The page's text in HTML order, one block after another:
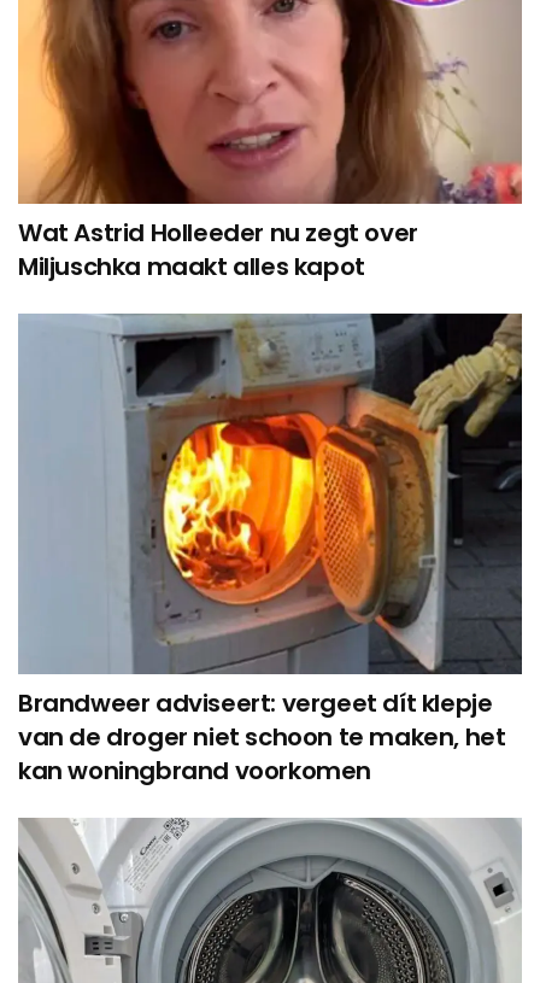
Wat Astrid Holleeder nu zegt over
Miljuschka maakt alles kapot
Brandweer adviseert: vergeet dít klepje
van de droger niet schoon te maken, het
kan woningbrand voorkomen